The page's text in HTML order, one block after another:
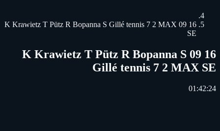
16 09 K Krawietz T Pütz R Bopanna S Gillé tennis 7 2 MAX
SE
16 09 K Krawietz T Pütz R Bopanna S
Gillé tennis 7 2 MAX SE
01:42:24